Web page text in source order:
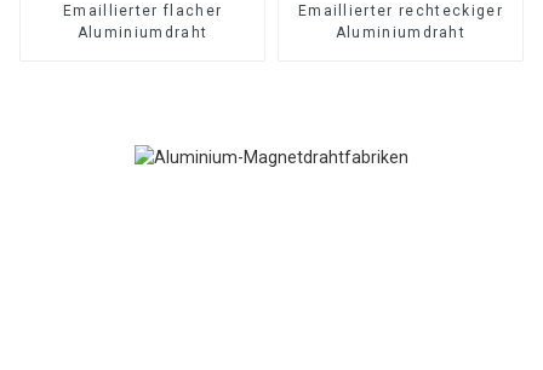
Emaillierter flacher
Aluminiumdraht
Emaillierter rechteckiger
Aluminiumdraht